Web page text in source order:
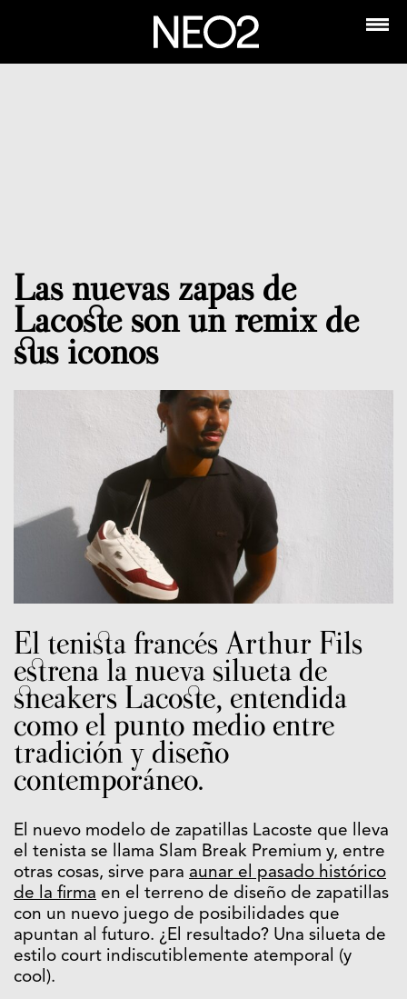
Las nuevas zapas de
Lacoste son un remix de
sus iconos
El tenista francés Arthur Fils
estrena la nueva silueta de
sneakers Lacoste, entendida
como el punto medio entre
tradición y diseño
contemporáneo.
El nuevo modelo de zapatillas Lacoste que lleva
el tenista se llama Slam Break Premium y, entre
otras cosas, sirve para aunar el pasado histórico
de la firma en el terreno de diseño de zapatillas
con un nuevo juego de posibilidades que
apuntan al futuro. ¿El resultado? Una silueta de
estilo court indiscutiblemente atemporal (y
cool).